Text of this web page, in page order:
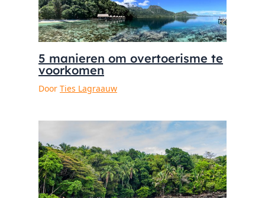
5 manieren om overtoerisme te
voorkomen
Door Ties Lagraauw